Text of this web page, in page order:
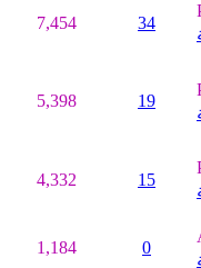
34
7,454
19
5,398
15
4,332
0
1,184